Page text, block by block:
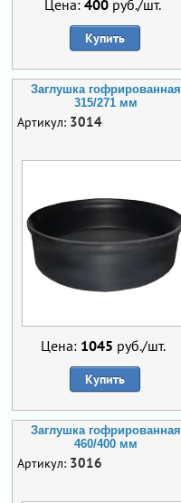
Цена: 400 руб./шт.
Купить
Заглушка гофрированная
315/271 мм
Артикул: 3014
Цена: 1045 руб./шт.
Купить
Заглушка гофрированная
460/400 мм
Артикул: 3016